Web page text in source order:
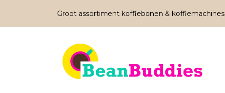
Groot assortiment koffiebonen & koffiemachines